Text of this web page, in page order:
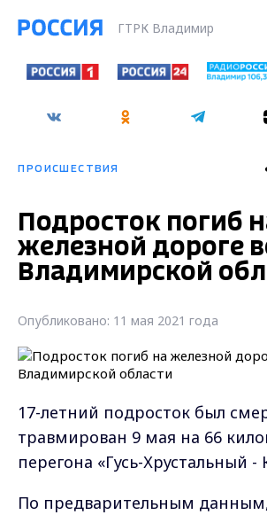
ГТРК Владимир
ПРОИСШЕСТВИЯ
Подросток погиб
железной дороге
Владимирской
Опубликовано: 11 мая 2021 года
17-летний подросток был
травмирован 9 мая на 66
перегона «Гусь-Хрустальный
По предварительным